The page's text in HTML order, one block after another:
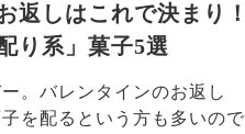
返しはこれで決まり！
り系」菓子5選
。バレンタインのお返し
を配るという方も多いので